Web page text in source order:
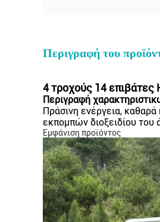
Περιγραφή του
4 τροχούς 14
Περιγραφή
Πράσινη ενέργεια,
εκπομπών διοξειδίου του
Εμφάνιση προϊόντος